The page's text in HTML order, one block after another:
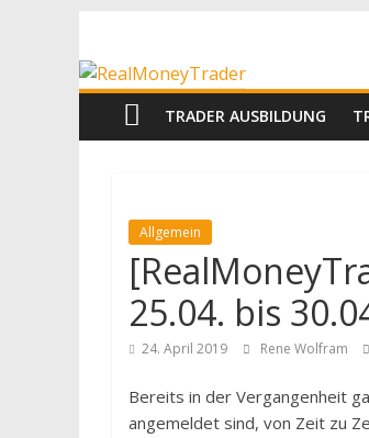
springen
Echtgeld-
Trading
TRADER AUSBILDUNG
Allgemein
25.04. bis
24. April 2019 Rene Wolfram
Bereits in der Vergangenheit
angemeldet sind, von Zeit zu